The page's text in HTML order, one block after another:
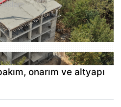
onarım ve altyapı